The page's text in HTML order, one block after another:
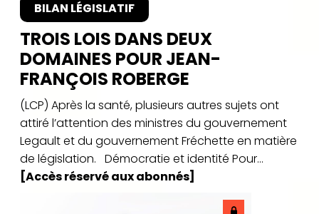
BILAN LÉGISLATIF
TROIS LOIS DANS DEUX
DOMAINES POUR JEAN-
FRANÇOIS ROBERGE
(LCP) Après la santé, plusieurs autres sujets ont
attiré l’attention des ministres du gouvernement
Legault et du gouvernement Fréchette en matière
de législation. Démocratie et identité Pour...
[Accès réservé aux abonnés]